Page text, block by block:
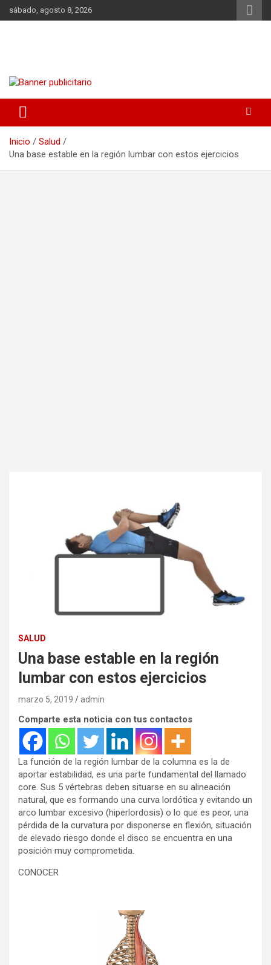
Saltar
al
sábado, agosto 8, 2026
Inicio
Salud
Una base estable en la región lumbar con estos ejercicios
SALUD
Una base estable en la región
lumbar con estos ejercicios
marzo 5, 2019 admin
Comparte esta noticia con tus contactos
La función de la región lumbar de la columna es la de
aportar estabilidad, es una parte fundamental del llamado
core. Sus 5 vértebras deben situarse en su alineación
natural, que es formando una curva lordótica y evitando un
arco lumbar excesivo (hiperlordosis) o lo que es peor, una
pérdida de la curvatura por disponerse en flexión, situación
de elevado riesgo donde el disco se encuentra en una
posición muy comprometida.
CONOCER